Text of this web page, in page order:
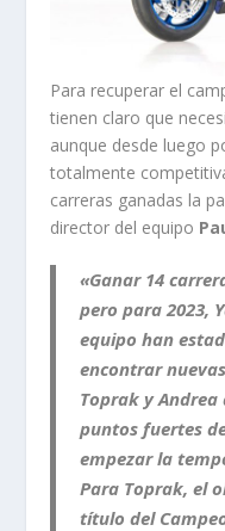
Para recuperar el
tienen claro que
aunque desde luego
totalmente
carreras ganadas la
director del equipo
«Ganar 14
pero para 2023,
equipo han
encontrar
Toprak y
puntos fuertes
empezar la
Para Toprak, el
título del